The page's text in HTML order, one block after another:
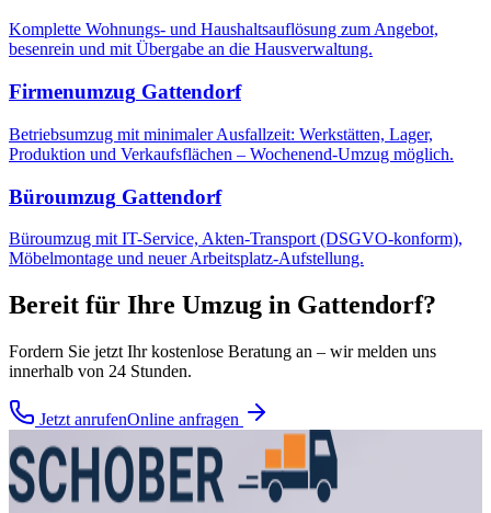
Komplette Wohnungs- und Haushaltsauflösung zum Angebot,
besenrein und mit Übergabe an die Hausverwaltung.
Firmenumzug Gattendorf
Betriebsumzug mit minimaler Ausfallzeit: Werkstätten, Lager,
Produktion und Verkaufsflächen – Wochenend-Umzug möglich.
Büroumzug Gattendorf
Büroumzug mit IT-Service, Akten-Transport (DSGVO-konform),
Möbelmontage und neuer Arbeitsplatz-Aufstellung.
Bereit für Ihre Umzug in Gattendorf?
Fordern Sie jetzt Ihr kostenlose Beratung an – wir melden uns
innerhalb von 24 Stunden.
Jetzt anrufenOnline anfragen